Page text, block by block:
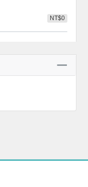
NT$0